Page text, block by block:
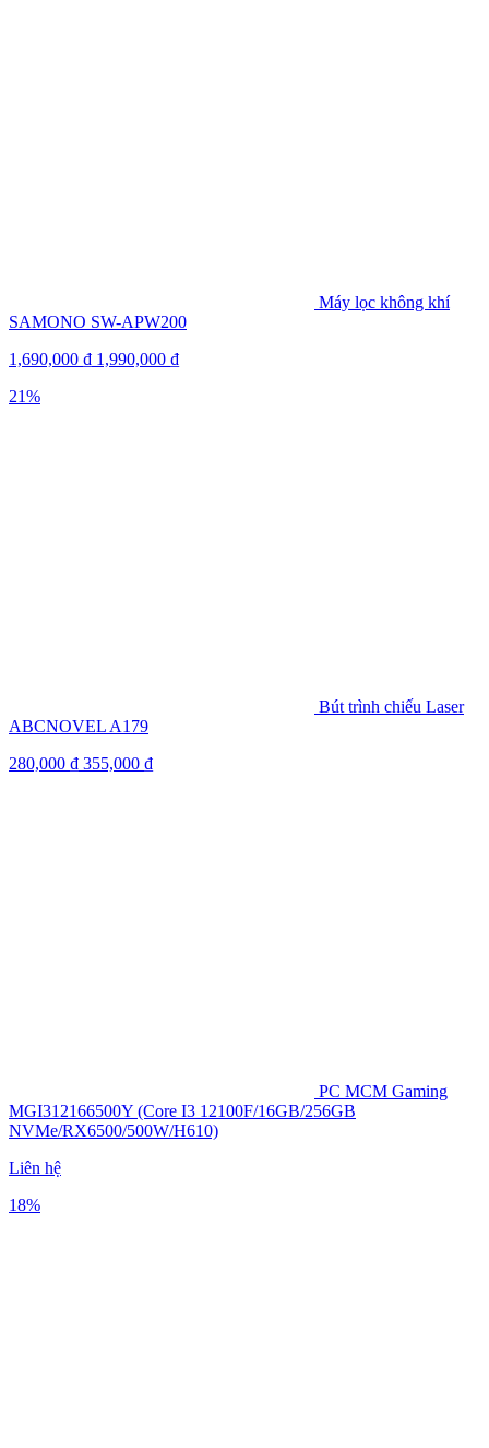
Máy lọc không khí
SAMONO SW-APW200
1,690,000 ₫ 1,990,000 ₫
21%
Bút trình chiếu Laser
ABCNOVEL A179
280,000 ₫ 355,000 ₫
PC MCM Gaming
MGI312166500Y (Core I3 12100F/16GB/256GB
NVMe/RX6500/500W/H610)
Liên hệ
18%